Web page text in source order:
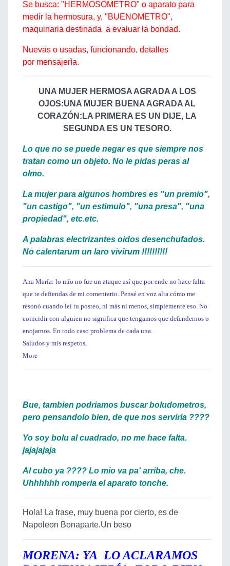
Se busca: "HERMOSOMETRO" o aparato para
medir la hermosura, y, "BUENOMETRO",
maquinaria destinada a evaluar la bondad.
Nuevas o usadas, funcionando, detalles
por mensajerìa.
UNA MUJER HERMOSA AGRADA A LOS
OJOS:UNA MUJER BUENA AGRADA AL
CORAZÓN:LA PRIMERA ES UN DIJE, LA
SEGUNDA ES UN TESORO.
Lo que no se puede negar es que siempre nos
tratan como un objeto. No le pidas peras al
olmo.
La mujer para algunos hombres es "un premio",
"un castigo", "un estimulo", "una presa", "una
propiedad", etc.etc.
A palabras electrizantes oidos desenchufados.
No calentarum un laro vivirum !!!!!!!!!!
Ana María: lo mío no fue un ataque así que por ende no hace falta
que te defiendas de mi comentario. Pensé en voz alta cómo me
resonó cuando leí tu posteo, ni más ni menos, simplemente eso. No
coincidir con alguien no significa que tengamos que defendernos o
enojarnos. En todo caso problema de cada una.
Saludos y mis respetos,
More
Bue, tambien podriamos buscar boludometros,
pero pensandolo bien, de que nos serviria ????
Yo soy bolu al cuadrado, no me hace falta.
jajajajaja
Al cubo ya ???? Lo mio va pa' arriba, che.
Uhhhhhh romperia el aparato tonche.
Hola! La frase, muy buena por cierto, es de
Napoleon Bonaparte.Un beso
MORENA: YA LO ACLARAMOS